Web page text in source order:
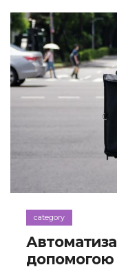
category
допомогою